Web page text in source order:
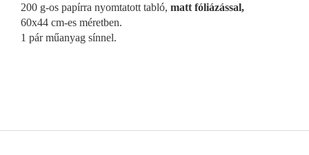
200 g-os papírra nyomtatott tabló, matt fóliázással,
60x44 cm-es méretben.
1 pár műanyag sínnel.
L